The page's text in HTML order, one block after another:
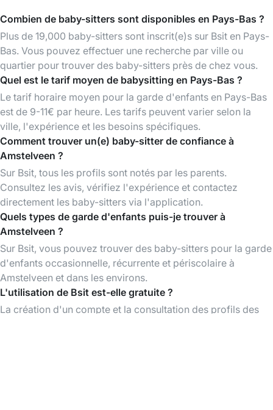
Combien de baby-sitters sont disponibles en Pays-Bas ?
Plus de 19,000 baby-sitters sont inscrit(e)s sur Bsit en Pays-
Bas. Vous pouvez effectuer une recherche par ville ou
quartier pour trouver des baby-sitters près de chez vous.
Quel est le tarif moyen de babysitting en Pays-Bas ?
Le tarif horaire moyen pour la garde d'enfants en Pays-Bas
est de 9-11€ par heure. Les tarifs peuvent varier selon la
ville, l'expérience et les besoins spécifiques.
Comment trouver un(e) baby-sitter de confiance à
Amstelveen ?
Sur Bsit, tous les profils sont notés par les parents.
Consultez les avis, vérifiez l'expérience et contactez
directement les baby-sitters via l'application.
Quels types de garde d'enfants puis-je trouver à
Amstelveen ?
Sur Bsit, vous pouvez trouver des baby-sitters pour la garde
d'enfants occasionnelle, récurrente et périscolaire à
Amstelveen et dans les environs.
L'utilisation de Bsit est-elle gratuite ?
La création d'un compte et la consultation des profils des